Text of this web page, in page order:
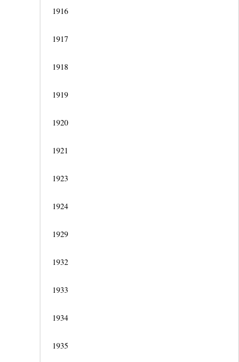
1916
1917
1918
1919
1920
1921
1923
1924
1929
1932
1933
1934
1935